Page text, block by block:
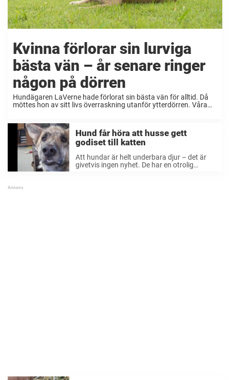
Kvinna förlorar sin lurviga
bästa vän – år senare ringer
någon på dörren
Hundägaren LaVerne hade förlorat sin bästa vän för alltid. Då
möttes hon av sitt livs överraskning utanför ytterdörren. Våra
Hund får höra att husse gett
godiset till katten
Att hundar är helt underbara djur – det är
givetvis ingen nyhet. De har en otrolig